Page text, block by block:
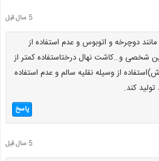
5 سال قبل
مانند دوچرخه و اتوبوس و عدم استفاده از
شخصی و…کاشت نهال درختاستفاده کمتر از
از وسیله نقلیه سالم و عدم استفاده
کند.
پاسخ
5 سال قبل